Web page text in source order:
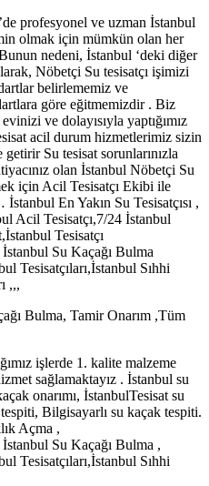
profesyonel ve uzman İstanbul
olmak için mümkün olan her
nedeni, İstanbul ‘deki diğer
Nöbetçi Su tesisatçı işimizi
belirlememiz ve
göre eğitmemizdir . Biz
ve dolayısıyla yaptığımız
acil durum hizmetlerimiz sizin
Su tesisat sorunlarınızla
olan İstanbul Nöbetçi Su
için Acil Tesisatçı Ekibi ile
En Yakın Su Tesisatçısı ,
Acil Tesisatçı,7/24 İstanbul
Tesisatçı
İstanbul Su Kaçağı Bulma
Tesisatçıları,İstanbul Sıhhi
,,,
Bulma, Tamir Onarım ,Tüm
işlerde 1. kalite malzeme
sağlamaktayız . İstanbul su
onarımı, İstanbulTesisat su
Bilgisayarlı su kaçak tespiti.
Açma ,
İstanbul Su Kaçağı Bulma ,
Tesisatçıları,İstanbul Sıhhi